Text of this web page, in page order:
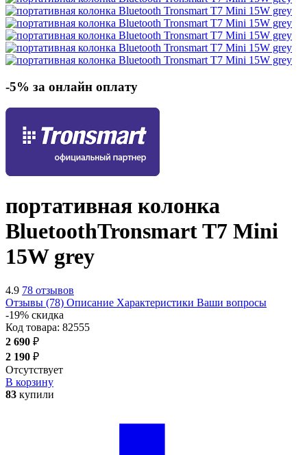
-5% за онлайн оплату
портативная колонка
BluetoothTronsmart T7 Mini
15W grey
4.9 78 отзывов
Отзывы (78) Описание Характеристики Ваши вопросы
-19% скидка
Код товара: 82555
2 690 ₽
2 190 ₽
Отсутствует
В корзину
83 купили